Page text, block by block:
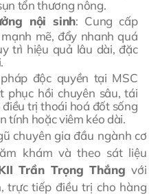
tổn thương nông.
nội sinh: Cung cấp
mẽ, đẩy nhanh quá
trì hiệu quả lâu dài, đặc
độc quyền tại MSC
phục hồi chuyên sâu, tái
trị thoái hoá đốt sống
tính hoặc viêm kéo dài.
chuyên gia đầu ngành cơ
khám và theo sát liệu
Trần Trọng Thắng với
trực tiếp điều trị cho hàng